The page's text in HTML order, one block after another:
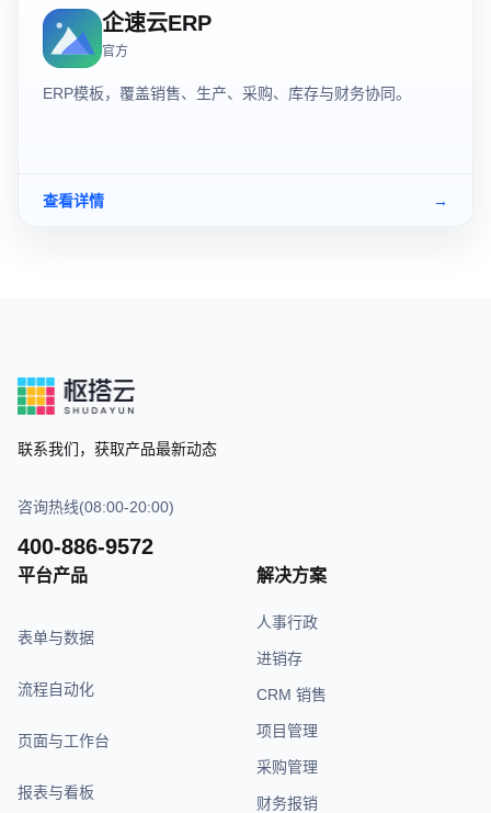
企速云ERP
官方
ERP模板，覆盖销售、生产、采购、库存与财务协同。
查看详情 →
联系我们，获取产品最新动态
咨询热线(08:00-20:00)
400-886-9572
平台产品
表单与数据
流程自动化
页面与工作台
报表与看板
解决方案
人事行政
进销存
CRM 销售
项目管理
采购管理
财务报销